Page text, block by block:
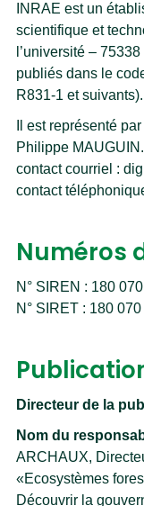
INRAE est un
scientifique et
l’université –
publiés dans le
R831-1 et suivants).
Il est représenté
Philippe MAUGUIN.
contact courriel :
contact
Numéros
N° SIREN : 180
N° SIRET : 180
Directeur de la
Nom du
ARCHAUX,
«Ecosystèmes
Découvrir la